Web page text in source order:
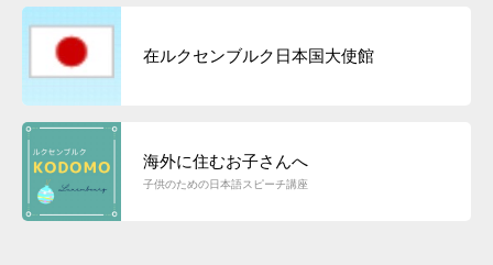
在ルクセンブルク日本国大使館
海外に住むお子さんへ
子供のための日本語スピーチ講座